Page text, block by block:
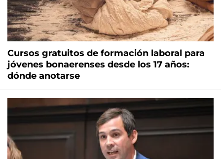
Cursos gratuitos de formación laboral para
jóvenes bonaerenses desde los 17 años:
dónde anotarse